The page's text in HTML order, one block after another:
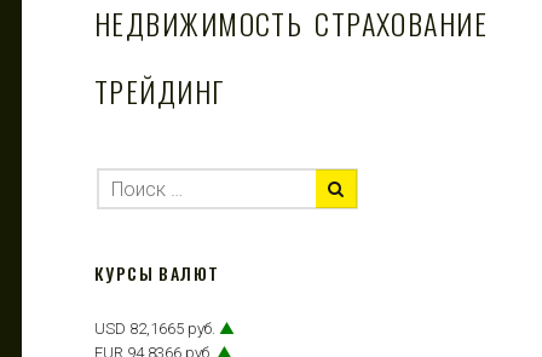
НЕДВИЖИМОСТЬ СТРАХОВАНИЕ
ТРЕЙДИНГ
КУРСЫ ВАЛЮТ
USD 82,1665 руб. ▲
EUR 94,8366 руб. ▲